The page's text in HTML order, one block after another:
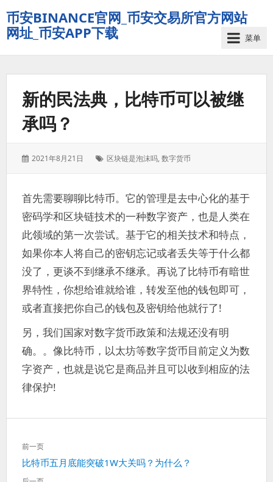
币安BINANCE官网_币安交易所官方网站
网址_币安APP下载
菜单
新的民法典，比特币可以被继
承吗？
发
2021年8月21日
标
区块链是泡沫吗,数字货币
首先需要聊聊比特币。它的管理是去中心化的基于
密码学和区块链技术的一种数字资产，也是人类在
此领域的第一次尝试。基于它的相关技术和特点，
如果你本人将自己的密钥忘记或者丢失等于什么都
没了，更谈不到继承不继承。再说了比特币有暗世
界特性，你想给谁就给谁，转发至他的钱包即可，
或者直接把你自己的钱包及密钥给他就行了!
另，我们国家对数字货币政策和法规还没有明
确。。像比特币，以太坊等数字货币目前定义为数
字资产，也就是说它是商品并且可以收到相应的法
律保护!
文
章
导
前一页
上
一
比特币五月底能突破1W大关吗？为什么？